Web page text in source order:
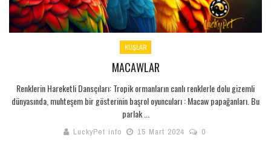
KUŞLAR
MACAWLAR
Renklerin Hareketli Dansçıları: Tropik ormanların canlı renklerle dolu gizemli
dünyasında, muhteşem bir gösterinin başrol oyuncuları : Macaw papağanları. Bu
parlak ...
LuckyPet info 15 Mart 2024 0